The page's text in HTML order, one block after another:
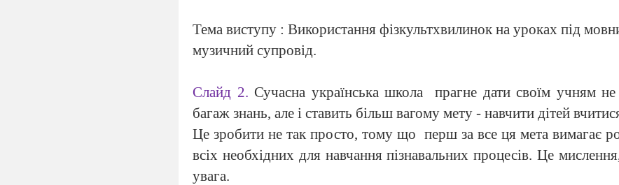
Тема виступу : Використання фізкультхвилинок на уроках під
музичний супровід.
Слайд 2. Сучасна українська школа
прагне дати своїм учням не
багаж знань, але і ставить більш вагому мету - навчити дітей
Це зробити не так просто, тому що перш за все ця мета вимагає
всіх необхідних для навчання пізнавальних процесів. Це
увага.